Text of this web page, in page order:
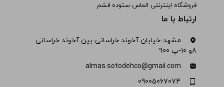
فروشگاه اینترنتی الماس ستوده قشم
ارتباط با ما
مشهد-خیابان آخوند خراسانی-بین آخوند خراسانی
8و 10-پ 900
almas.sotodehco@gmail.com
09005067074